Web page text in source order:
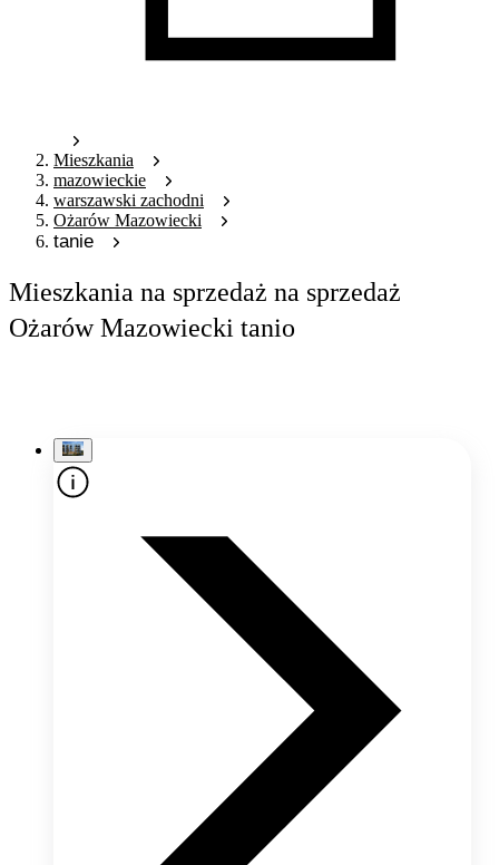
Mieszkania
mazowieckie
warszawski zachodni
Ożarów Mazowiecki
tanie
Mieszkania na sprzedaż na sprzedaż
Ożarów Mazowiecki tanio